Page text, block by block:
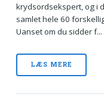
krydsordsekspert, og i
samlet hele 60
Uanset om du sidder f...
LÆS MERE